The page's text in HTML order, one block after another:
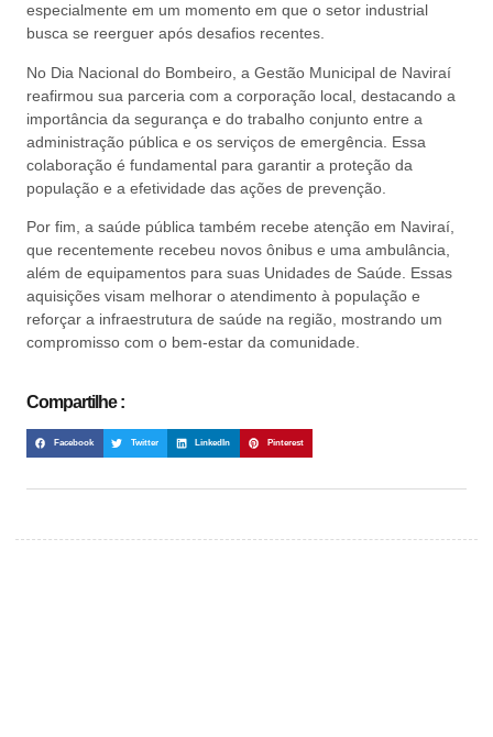
especialmente em um momento em que o setor industrial
busca se reerguer após desafios recentes.
No Dia Nacional do Bombeiro, a Gestão Municipal de Naviraí
reafirmou sua parceria com a corporação local, destacando a
importância da segurança e do trabalho conjunto entre a
administração pública e os serviços de emergência. Essa
colaboração é fundamental para garantir a proteção da
população e a efetividade das ações de prevenção.
Por fim, a saúde pública também recebe atenção em Naviraí,
que recentemente recebeu novos ônibus e uma ambulância,
além de equipamentos para suas Unidades de Saúde. Essas
aquisições visam melhorar o atendimento à população e
reforçar a infraestrutura de saúde na região, mostrando um
compromisso com o bem-estar da comunidade.
Compartilhe :
Facebook Twitter LinkedIn Pinterest